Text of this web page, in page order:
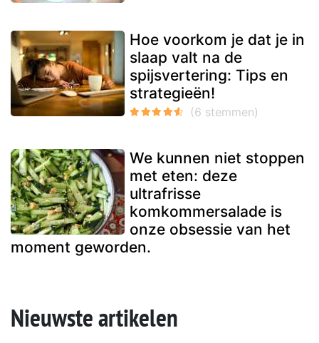
Hoe voorkom je dat je in
slaap valt na de
spijsvertering: Tips en
strategieën!
We kunnen niet stoppen
met eten: deze
ultrafrisse
komkommersalade is
onze obsessie van het
moment geworden.
Nieuwste artikelen